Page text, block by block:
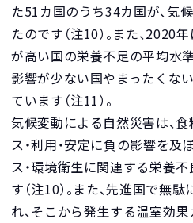
た51カ国のうち34カ国が、気
たのです（注10）。また、2020
が高い国の栄養不足の平均水
影響が少ない国やまったくな
ています（注11）。
気候変動による自然災害は、
ス・利用・安定に負の影響を及
ス・環境衛生に関連する栄養
す（注10）。また、先進国で無
れ、そこから発生する温室効